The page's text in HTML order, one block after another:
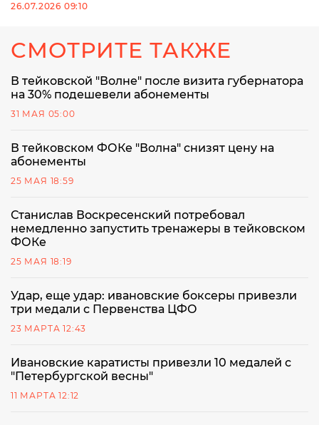
26.07.2026 09:10
СМОТРИТЕ ТАКЖЕ
В тейковской "Волне" после визита губернатора
на 30% подешевели абонементы
31 МАЯ 05:00
В тейковском ФОКе "Волна" снизят цену на
абонементы
25 МАЯ 18:59
Станислав Воскресенский потребовал
немедленно запустить тренажеры в тейковском
ФОКе
25 МАЯ 18:19
Удар, еще удар: ивановские боксеры привезли
три медали с Первенства ЦФО
23 МАРТА 12:43
Ивановские каратисты привезли 10 медалей с
"Петербургской весны"
11 МАРТА 12:12